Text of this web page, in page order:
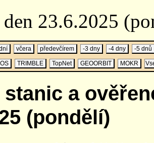
23.6.2025
včera předevčírem -3 dny -4 dny -5 dnů
TRIMBLE TopNet GEOORBIT MOKR
a
(pondělí)